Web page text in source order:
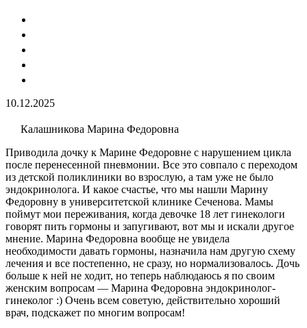
10.12.2025
Калашникова Марина Федоровна
Приводила дочку к Марине Федоровне с нарушением цикла
после перенесенной пневмонии. Все это совпало с переходом
из детской поликлиники во взрослую, а там уже не было
эндокринолога. И какое счастье, что мы нашли Марину
Федоровну в университетской клинике Сеченова. Мамы
поймут мои переживания, когда девочке 18 лет гинекологи
говорят пить гормоны и запугивают, вот мы и искали другое
мнение. Марина Федоровна вообще не увидела
необходимости давать гормоны, назначила нам другую схему
лечения и все постепенно, не сразу, но нормализовалось. Дочь
больше к ней не ходит, но теперь наблюдаюсь я по своим
женским вопросам — Марина Федоровна эндокринолог-
гинеколог :) Очень всем советую, действительно хороший
врач, подскажет по многим вопросам!